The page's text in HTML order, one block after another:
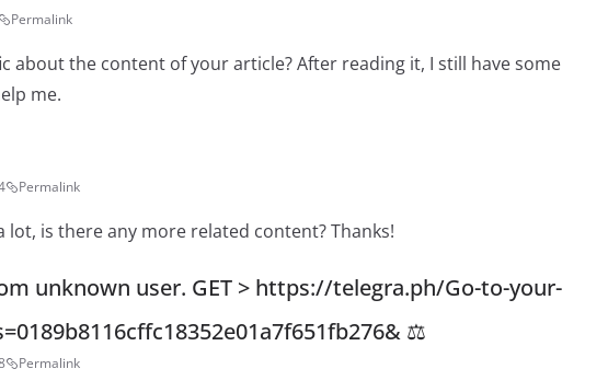
Permalink
about the content of your article? After reading it, I still have some
me.
Permalink
lot, is there any more related content? Thanks!
unknown user. GET > https://telegra.ph/Go-to-your-
⚖
Permalink